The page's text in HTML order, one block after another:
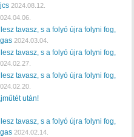
2024.08.12.
tavasz, s a folyó újra folyni fog,
2024.03.04.
tavasz, s a folyó újra folyni fog,
tavasz, s a folyó újra folyni fog,
után!
tavasz, s a folyó újra folyni fog,
2024.02.14.